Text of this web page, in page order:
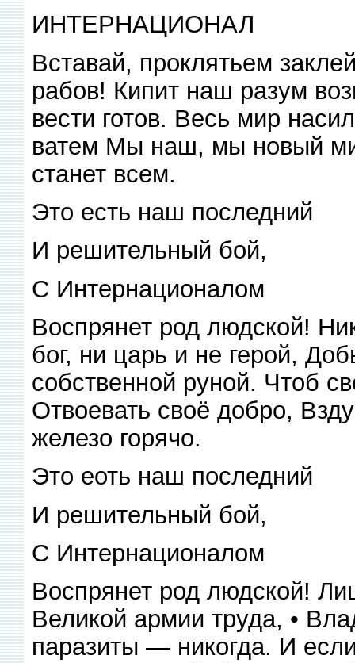
ИНТЕРНАЦИОНАЛ
Вставай, проклятьем
рабов! Кипит наш разум
вести готов. Весь мир
ватем Мы наш, мы новый
станет всем.
Это есть наш последний
И решительный бой,
С Интернационалом
Воспрянет род людской!
бог, ни царь и не герой,
собственной руной. Чтоб
Отвоевать своё добро,
железо горячо.
Это еоть наш последний
И решительный бой,
С Интернационалом
Воспрянет род людской!
Великой армии труда, •
паразиты — никогда. И